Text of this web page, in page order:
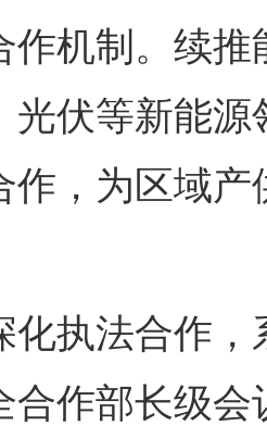
作机制。续
光伏等新能
作，为区域
法合作，
合作部长级